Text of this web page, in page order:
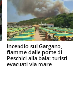
Incendio sul Gargano,
fiamme dalle porte di
Peschici alla baia: turisti
evacuati via mare